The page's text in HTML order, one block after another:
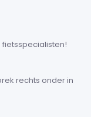
fietsspecialisten!
rechts onder in